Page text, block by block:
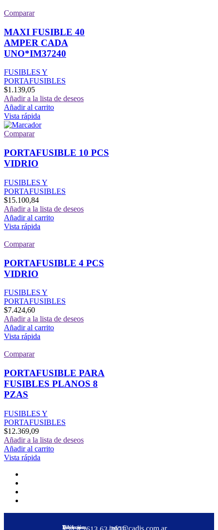
Comparar
MAXI FUSIBLE 40
AMPER CADA
UNO*IM37240
FUSIBLES Y
PORTAFUSIBLES
$1.139,05
Añadir a la lista de deseos
Añadir al carrito
Vista rápida
Comparar
PORTAFUSIBLE 10 PCS
VIDRIO
FUSIBLES Y
PORTAFUSIBLES
$15.100,84
Añadir a la lista de deseos
Añadir al carrito
Vista rápida
Comparar
PORTAFUSIBLE 4 PCS
VIDRIO
FUSIBLES Y
PORTAFUSIBLES
$7.424,60
Añadir a la lista de deseos
Añadir al carrito
Vista rápida
Comparar
PORTAFUSIBLE PARA
FUSIBLES PLANOS 8
PZAS
FUSIBLES Y
PORTAFUSIBLES
$12.369,09
Añadir a la lista de deseos
Añadir al carrito
Vista rápida
Dirección:
Teléfono: info@cadis.com.ar